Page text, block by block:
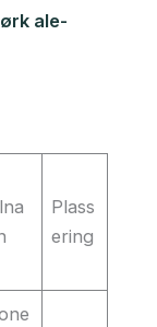
ale-
Plass
ering